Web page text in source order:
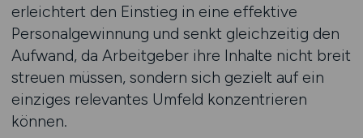
erleichtert den Einstieg in eine effektive
Personalgewinnung und senkt gleichzeitig den
Aufwand, da Arbeitgeber ihre Inhalte nicht breit
streuen müssen, sondern sich gezielt auf ein
einziges relevantes Umfeld konzentrieren
können.